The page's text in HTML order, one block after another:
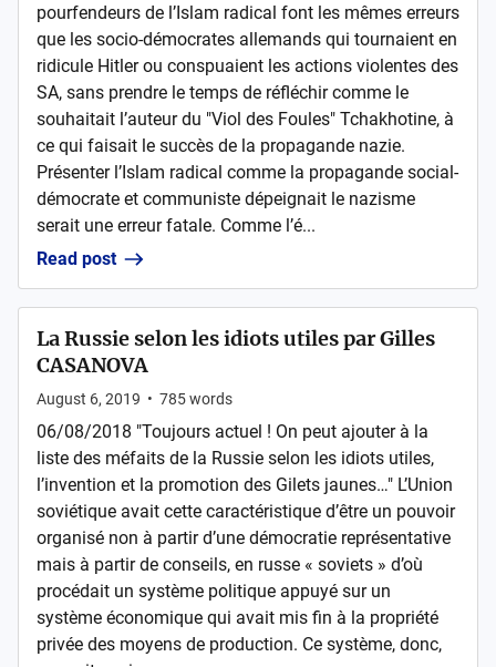
pourfendeurs de l’Islam radical font les mêmes erreurs
que les socio-démocrates allemands qui tournaient en
ridicule Hitler ou conspuaient les actions violentes des
SA, sans prendre le temps de réfléchir comme le
souhaitait l’auteur du "Viol des Foules" Tchakhotine, à
ce qui faisait le succès de la propagande nazie.
Présenter l’Islam radical comme la propagande social-
démocrate et communiste dépeignait le nazisme
serait une erreur fatale. Comme l’é...
Read post
La Russie selon les idiots utiles par Gilles
CASANOVA
August 6, 2019 • 785words
06/08/2018 "Toujours actuel ! On peut ajouter à la
liste des méfaits de la Russie selon les idiots utiles,
l’invention et la promotion des Gilets jaunes…" L’Union
soviétique avait cette caractéristique d’être un pouvoir
organisé non à partir d’une démocratie représentative
mais à partir de conseils, en russe « soviets » d’où
procédait un système politique appuyé sur un
système économique qui avait mis fin à la propriété
privée des moyens de production. Ce système, donc,